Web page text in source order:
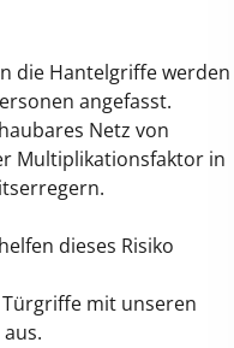
die Hantelgriffe werden
angefasst.
Netz von
Multiplikationsfaktor in
dieses Risiko
mit unseren